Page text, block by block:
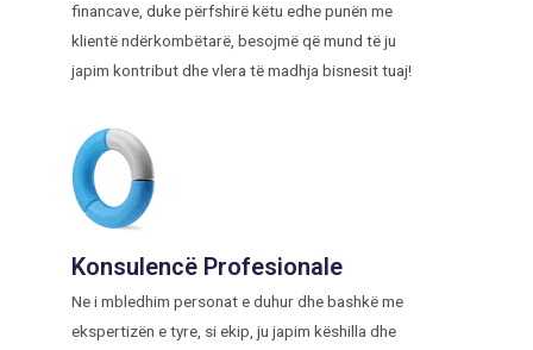
financave, duke përfshirë këtu edhe punën me
klientë ndërkombëtarë, besojmë që mund të ju
japim kontribut dhe vlera të madhja bisnesit tuaj!
Konsulencë Profesionale
Ne i mbledhim personat e duhur dhe bashkë me
ekspertizën e tyre, si ekip, ju japim këshilla dhe